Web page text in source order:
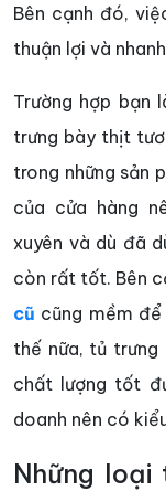
Bên cạnh đó,
thuận lợi và
Trường hợp bạn
trưng bày thịt
trong những sản
của cửa hàng
xuyên và dù đã
còn rất tốt. Bên
cũ cũng mềm
thế nữa, tủ
chất lượng tốt
doanh nên có
Những